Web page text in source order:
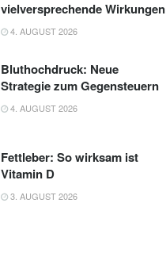
vielversprechende Wirkungen
4. AUGUST 2026
Bluthochdruck: Neue
Strategie zum Gegensteuern
4. AUGUST 2026
Fettleber: So wirksam ist
Vitamin D
3. AUGUST 2026